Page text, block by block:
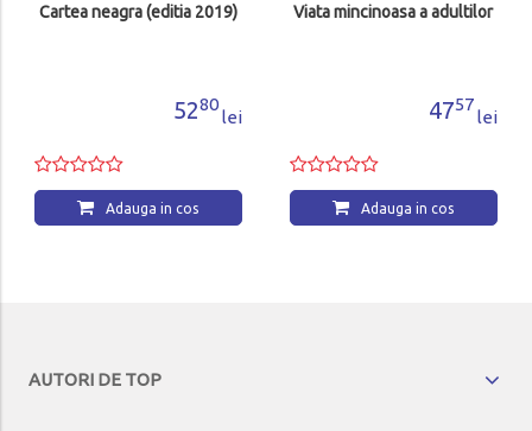
Cartea neagra (editia 2019)
5280
lei
Adauga in cos
Viata mincinoasa a adultilor
4757
lei
Adauga in cos
AUTORI DE TOP